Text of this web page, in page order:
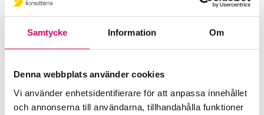
Samtycke Information Om
Denna webbplats använder cookies
Vi använder enhetsidentifierare för att anpassa innehållet
och annonserna till användarna, tillhandahålla funktioner
Pressrum
Remisser
Samverkan med myndigheter och organisationer